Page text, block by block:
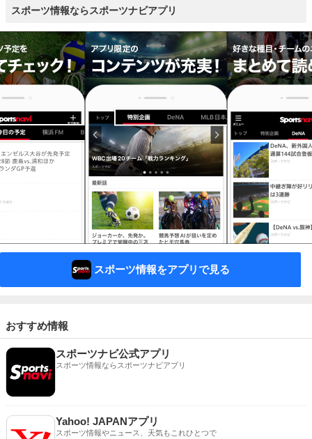
スポーツ情報ならスポーツナビアプリ
スポーツ情報をアプリで見る
おすすめ情報
スポーツナビ公式アプリ
スポーツ情報ならスポーツナビアプリ
Yahoo! JAPANアプリ
スポーツ情報やニュース、天気もこれひとつで